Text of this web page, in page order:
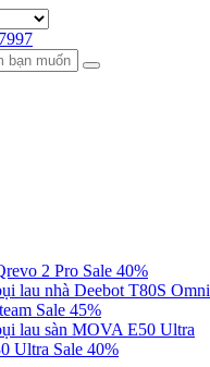
2 Pro Sale 40%
lau nhà Deebot T80S Omni
Sale 45%
lau sàn MOVA E50 Ultra
Ultra Sale 40%